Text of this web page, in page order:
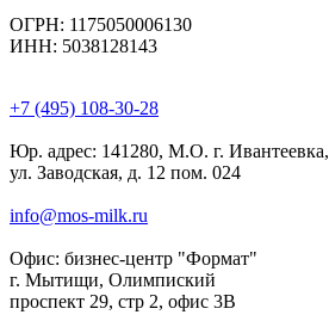
ОГРН: 1175050006130
ИНН: 5038128143
+7 (495) 108-30-28
Юр. адрес: 141280, М.О. г. Ивантеевка,
ул. Заводская, д. 12 пом. 024
info@mos-milk.ru
Офис: бизнес-центр "Формат"
г. Мытищи, Олимпиский
проспект 29, стр 2, офис 3B